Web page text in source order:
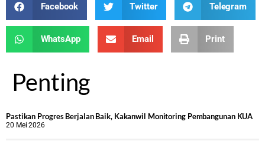
Facebook Twitter Telegram
WhatsApp Email Print
Penting
Pastikan Progres Berjalan Baik, Kakanwil Monitoring Pembangunan KUA
20 Mei 2026